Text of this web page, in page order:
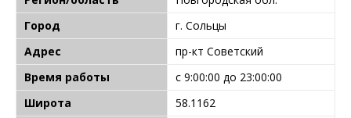
Город
г. Сольцы
Адрес
пр-кт Советский
Время работы
с 9:00:00 до 23:00:00
Широта
58.1162